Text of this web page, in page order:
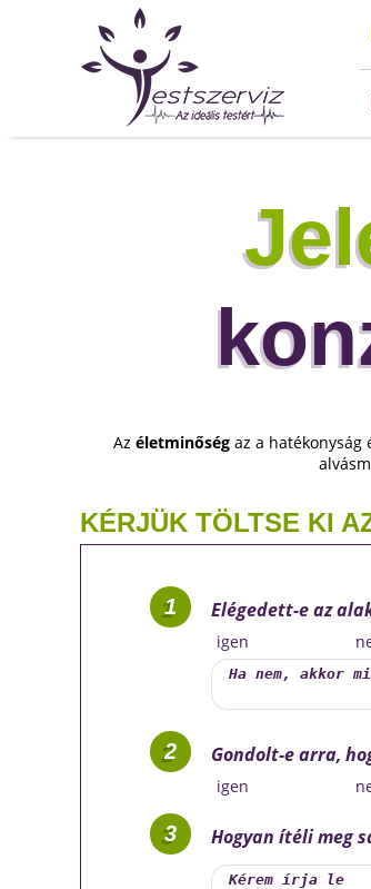
Az életminőség az a hatékonyság
KÉRJÜK TÖLTSE KI
Elégedett-e az
igen
Gondolt-e arra,
igen
Hogyan ítéli meg